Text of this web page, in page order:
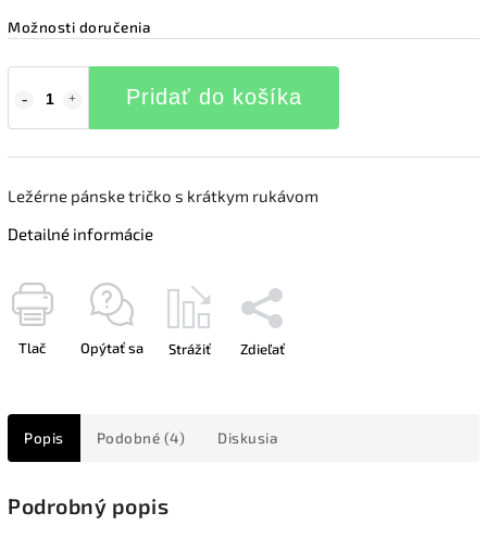
Možnosti doručenia
Pridať do košíka
Ležérne pánske tričko s krátkym rukávom
Detailné informácie
Tlač Opýtať sa Strážiť Zdieľať
Popis Podobné (4) Diskusia
Podrobný popis